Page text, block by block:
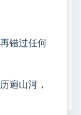
息差 + 见识
众多创业者
错过任何
遍山河，